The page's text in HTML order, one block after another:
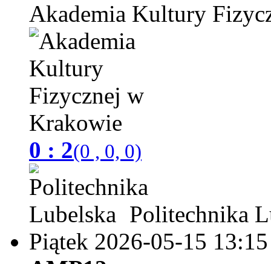
Akademia Kultury
0 : 2(0 , 0, 0)
Politechnika
Piątek 2026-05-15 13:15